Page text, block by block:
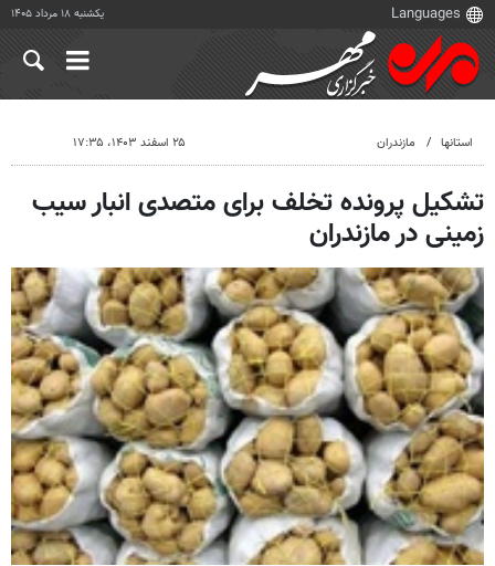
یکشنبه ۱۸ مرداد ۱۴۰۵
استانها مازندران ۲۵ اسفند ۱۴۰۳، ۱۷:۳۵
تشکیل پرونده تخلف برای متصدی انبار سیب
زمینی در مازندران